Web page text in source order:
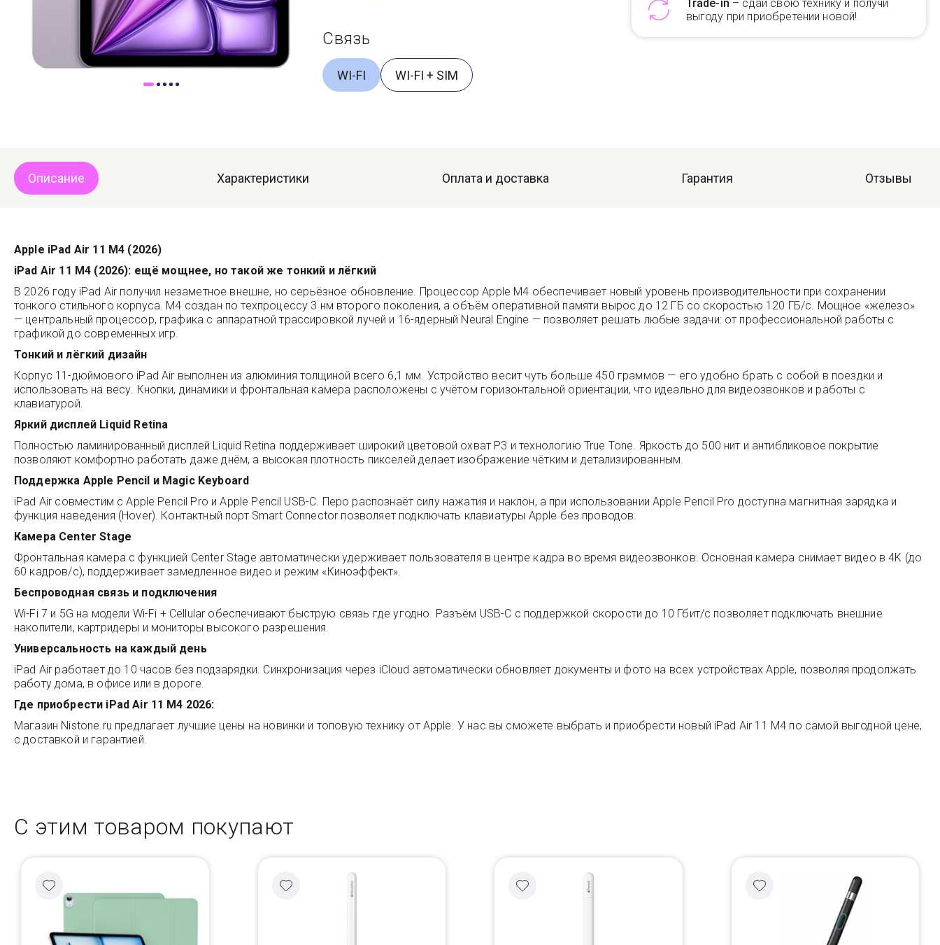
Trade-In
Связь
WI-FI WI-FI + SIM
Trade-in – сдай свою технику и получи
выгоду при приобретении новой!
Описание Характеристики Оплата и доставка Гарантия Отзывы
Apple iPad Air 11 M4 (2026)
iPad Air 11 M4 (2026): ещё мощнее, но такой же тонкий и лёгкий
В 2026 году iPad Air получил незаметное внешне, но серьёзное обновление. Процессор Apple M4 обеспечивает новый уровень производительности при сохранении
тонкого стильного корпуса. M4 создан по техпроцессу 3 нм второго поколения, а объём оперативной памяти вырос до 12 ГБ со скоростью 120 ГБ/с. Мощное «железо»
— центральный процессор, графика с аппаратной трассировкой лучей и 16-ядерный Neural Engine — позволяет решать любые задачи: от профессиональной работы с
графикой до современных игр.
Тонкий и лёгкий дизайн
Корпус 11-дюймового iPad Air выполнен из алюминия толщиной всего 6,1 мм. Устройство весит чуть больше 450 граммов — его удобно брать с собой в поездки и
использовать на весу. Кнопки, динамики и фронтальная камера расположены с учётом горизонтальной ориентации, что идеально для видеозвонков и работы с
клавиатурой.
Яркий дисплей Liquid Retina
Полностью ламинированный дисплей Liquid Retina поддерживает широкий цветовой охват P3 и технологию True Tone. Яркость до 500 нит и антибликовое покрытие
позволяют комфортно работать даже днём, а высокая плотность пикселей делает изображение чётким и детализированным.
Поддержка Apple Pencil и Magic Keyboard
iPad Air совместим с Apple Pencil Pro и Apple Pencil USB-C. Перо распознаёт силу нажатия и наклон, а при использовании Apple Pencil Pro доступна магнитная зарядка и
функция наведения (Hover). Контактный порт Smart Connector позволяет подключать клавиатуры Apple без проводов.
Камера Center Stage
Фронтальная камера с функцией Center Stage автоматически удерживает пользователя в центре кадра во время видеозвонков. Основная камера снимает видео в 4K (до
60 кадров/с), поддерживает замедленное видео и режим «Киноэффект».
Беспроводная связь и подключения
Wi-Fi 7 и 5G на модели Wi-Fi + Cellular обеспечивают быструю связь где угодно. Разъём USB-C с поддержкой скорости до 10 Гбит/с позволяет подключать внешние
накопители, картридеры и мониторы высокого разрешения.
Универсальность на каждый день
iPad Air работает до 10 часов без подзарядки. Синхронизация через iCloud автоматически обновляет документы и фото на всех устройствах Apple, позволяя продолжать
работу дома, в офисе или в дороге.
Где приобрести iPad Air 11 M4 2026:
Магазин Nistone.ru предлагает лучшие цены на новинки и топовую технику от Apple. У нас вы сможете выбрать и приобрести новый iPad Air 11 M4 по самой выгодной цене,
с доставкой и гарантией.
С этим товаром покупают